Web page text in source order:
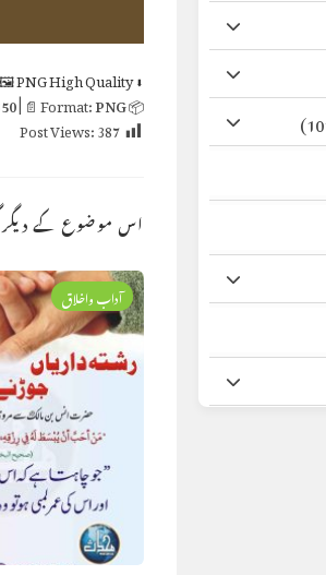
⬇ Original
🖼 PNGHigh Quality
📦 Size:
| 📄 Format:PNG
Post Views:387
اس موضوع کے
آداب واخلاق